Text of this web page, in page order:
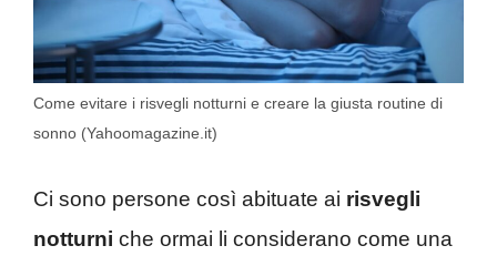
Come evitare i risvegli notturni e creare la giusta routine di
sonno (Yahoomagazine.it)
Ci sono persone così abituate ai risvegli
notturni che ormai li considerano come una